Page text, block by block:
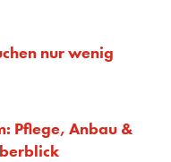
nur wenig
Pflege, Anbau &